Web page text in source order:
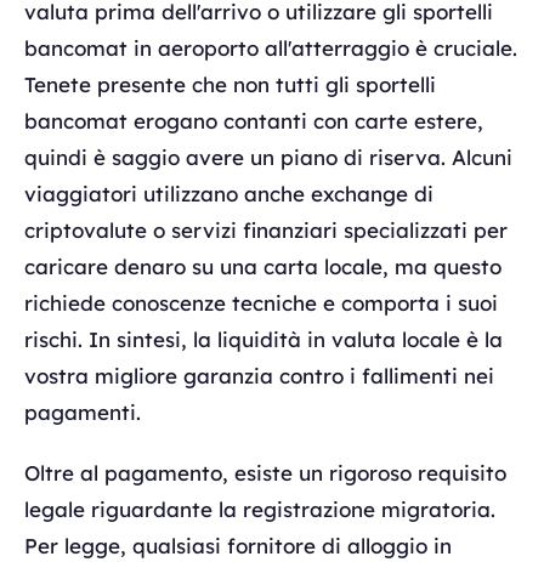
valuta prima dell'arrivo o utilizzare gli sportelli
bancomat in aeroporto all'atterraggio è cruciale.
Tenete presente che non tutti gli sportelli
bancomat erogano contanti con carte estere,
quindi è saggio avere un piano di riserva. Alcuni
viaggiatori utilizzano anche exchange di
criptovalute o servizi finanziari specializzati per
caricare denaro su una carta locale, ma questo
richiede conoscenze tecniche e comporta i suoi
rischi. In sintesi, la liquidità in valuta locale è la
vostra migliore garanzia contro i fallimenti nei
pagamenti.
Oltre al pagamento, esiste un rigoroso requisito
legale riguardante la registrazione migratoria.
Per legge, qualsiasi fornitore di alloggio in